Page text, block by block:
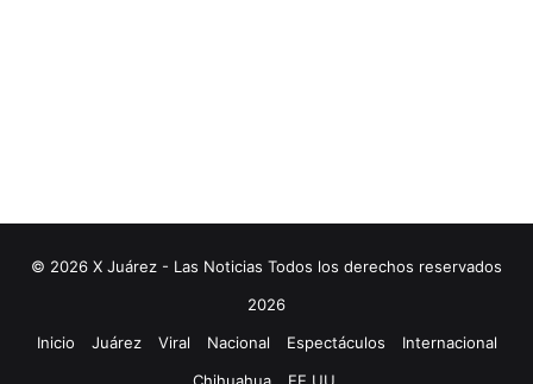
© 2026 X Juárez - Las Noticias Todos los derechos reservados
2026
Inicio
Juárez Viral Nacional Espectáculos
Internacional